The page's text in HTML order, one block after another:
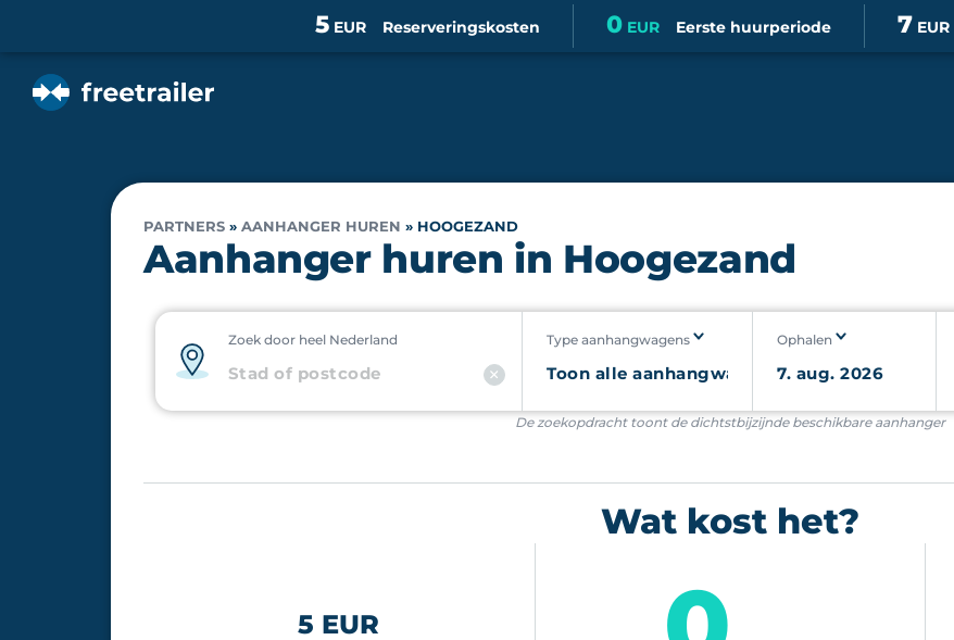
Reserveringskosten
5 EUR Eerste huurperiode
0 EUR 7 EUR
PARTNERS » AANHANGER HUREN » HOOGEZAND
Aanhanger huren in Hoogezand
Zoek door heel Nederland Type aanhangwagens Ophalen
De zoekopdracht toont de dichtstbijzijnde beschikbare aanhanger
Wat kost het?
5 EUR